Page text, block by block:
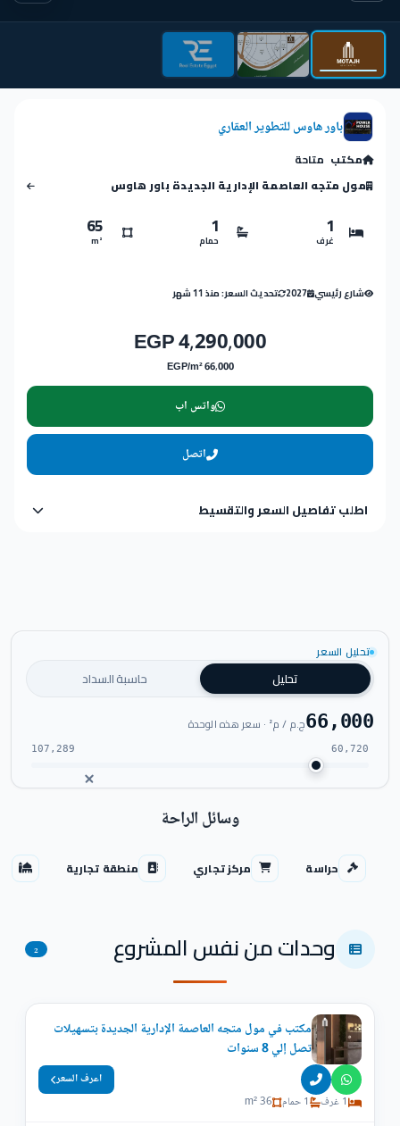
باور هاوس للتطوير العقاري
مكتب متاحة
مول متجه العاصمة الإدارية الجديدة باور هاوس
1
غرف
1
حمام
65
m²
شارع رئيسي 2027 تحديث السعر: منذ 11 شهر
4,290,000 EGP
66,000 EGP/m²
واتس اب
اتصل
اطلب تفاصيل السعر والتقسيط
تحليل السعر
تحليل حاسبة السداد
66,000ج.م / م² · سعر هذه الوحدة
60,720
107,289
وسائل الراحة
حراسة مركز تجاري منطقة تجارية
وحدات من نفس المشروع 2
مكتب في مول متجه العاصمة الإدارية الجديدة بتسهيلات
تصل إلي 8 سنوات
1 غرف 1 حمام 36 m²
اعرف السعر